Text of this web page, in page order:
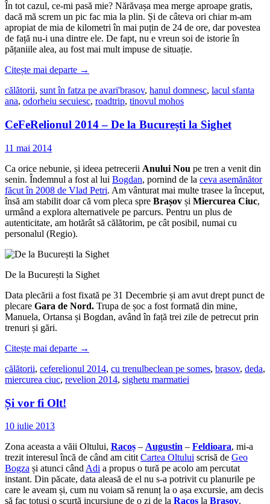
În tot cazul, ce-mi pasă mie? Nărăvașa mea merge aproape gratis,
dacă mă screm un pic fac mia la plin. Și de câteva ori chiar m-am
apropiat de mia de kilometri în mai puțin de 24 de ore, dar povestea
de față nu-i una dintre ele. De fapt, nu e vreun soi de istorie în
pățaniile alea, au fost mai mult impuse de situație.
Citește mai departe →
călătorii, sunt în fatza pe avari'brasov, hanul domnesc, lacul sfanta
ana, odorheiu secuiesc, roadtrip, tinovul mohos
CeFeRelionul 2014 – De la București la Sighet
11 mai 2014
Ca orice nebunie, și ideea petrecerii Anului Nou pe tren a venit din
senin. Îndemnul a fost al lui Bogdan, pornind de la ceva asemănător
făcut în 2008 de Vlad Petri. Am vânturat mai multe trasee la început,
însă am stabilit doar că vom pleca spre Brașov și Miercurea Ciuc,
urmând a explora alternativele pe parcurs. Pentru un plus de
autenticitate, am hotărât să călătorim, pe cât posibil, numai cu
personalul (Regio).
De la București la Sighet
Data plecării a fost fixată pe 31 Decembrie și am avut drept punct de
plecare Gara de Nord. Trupa de șoc a fost formată din mine,
Manuela, Ortansa și Bogdan, având în față trei zile de petrecut prin
trenuri și gări.
Citește mai departe →
călătorii, ceferelionul 2014, cu trenulbeclean pe somes, brasov, deda,
miercurea ciuc, revelion 2014, sighetu marmatiei
Și vor fi Olt!
10 iulie 2013
Zona aceasta a văii Oltului, Racoș – Augustin – Feldioara, mi-a
trezit interesul încă de când am citit Cartea Oltului scrisă de Geo
Bogza și atunci când Adi a propus o tură pe acolo am percutat
instant. Din păcate, data aleasă de el nu s-a potrivit cu planurile pe
care le aveam și, cum nu voiam să renunț la o așa excursie, am decis
să fac totuși o scurtă incursiune de o zi de la Racoș la Brașov.